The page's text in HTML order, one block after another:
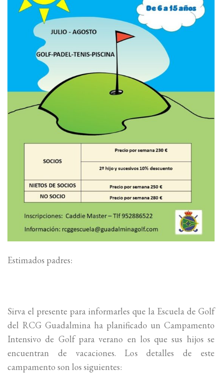
Estimados padres:
Sirva el presente para informarles que la Escuela de Golf
del RCG Guadalmina ha planificado un Campamento
Intensivo de Golf para verano en los que sus hijos se
encuentran de vacaciones. Los detalles de este
campamento son los siguientes: